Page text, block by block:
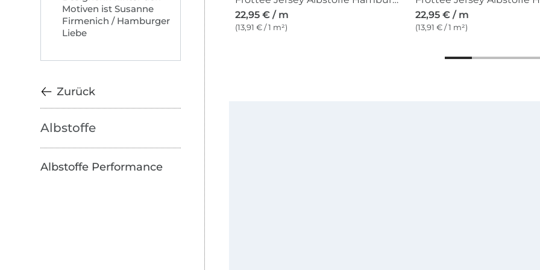
Motiven ist Susanne
Firmenich / Hamburger
Liebe
Zu den Produkten springen
Zurück
Albstoffe
Albstoffe Performance
22,95 € / m
(13,91 € / 1 m²)
22,95 € / m
(13,91 € / 1 m²)